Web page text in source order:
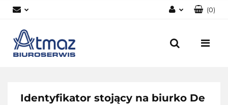
Zarejestruj się
(0)
Identyfikator stojący na biurko De